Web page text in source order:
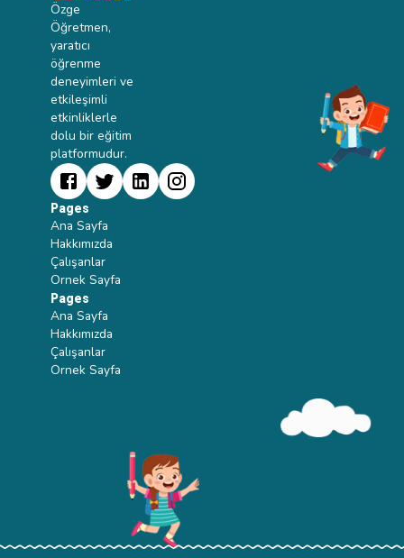
Özge
Öğretmen,
yaratıcı
öğrenme
deneyimleri ve
etkileşimli
etkinliklerle
dolu bir eğitim
platformudur.
Pages
Ana Sayfa
Hakkımızda
Çalışanlar
Ornek Sayfa
Pages
Ana Sayfa
Hakkımızda
Çalışanlar
Ornek Sayfa